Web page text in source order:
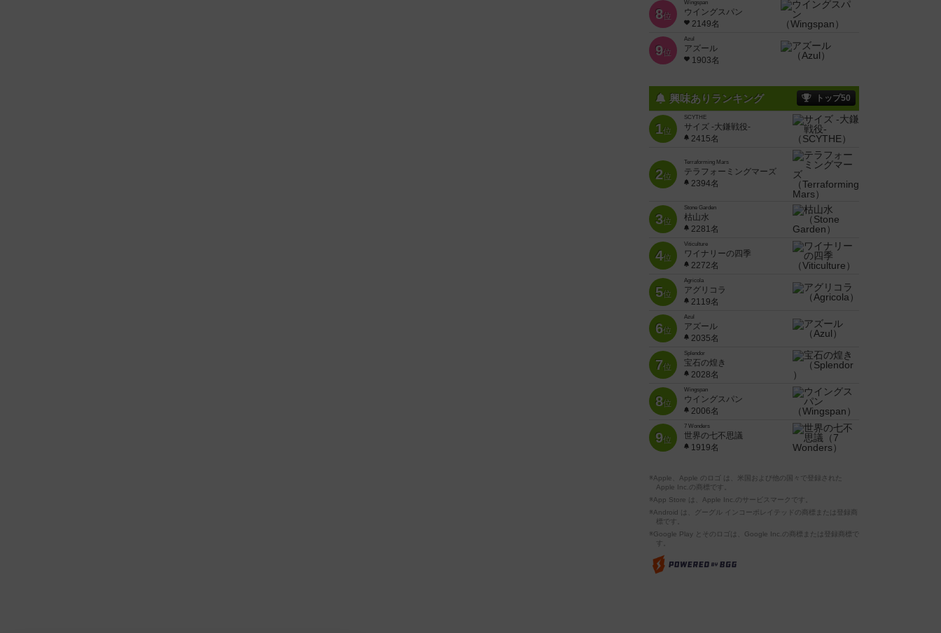
8位
Wingspan
ウイングスパン
2149名
9位
Azul
アズール
1903名
興味ありランキング トップ50
1位
SCYTHE
サイズ -大鎌戦役-
2415名
2位
Terraforming Mars
テラフォーミングマーズ
2394名
3位
Stone Garden
枯山水
2281名
4位
Viticulture
ワイナリーの四季
2272名
5位
Agricola
アグリコラ
2119名
6位
Azul
アズール
2035名
7位
Splendor
宝石の煌き
2028名
8位
Wingspan
ウイングスパン
2006名
9位
7 Wonders
世界の七不思議
1919名
※Apple、Apple のロゴ は、米国および他の国々で登録された
Apple Inc.の商標です。
※App Store は、Apple Inc.のサービスマークです。
※Android は、グーグル インコーポレイテッドの商標または登録商
標です。
※Google Play とそのロゴは、Google Inc.の商標または登録商標で
す。